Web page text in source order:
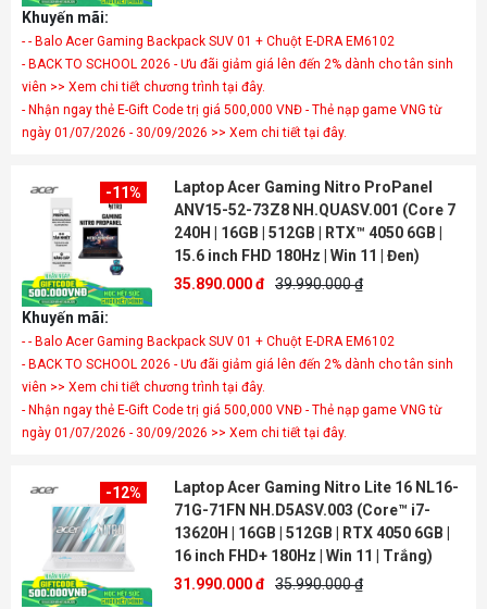
Khuyến mãi:
- - Balo Acer Gaming Backpack SUV 01 + Chuột E-DRA EM6102
- BACK TO SCHOOL 2026 - Ưu đãi giảm giá lên đến 2% dành cho tân sinh
viên >> Xem chi tiết chương trình tại đây.
- Nhận ngay thẻ E-Gift Code trị giá 500,000 VNĐ - Thẻ nạp game VNG từ
ngày 01/07/2026 - 30/09/2026 >> Xem chi tiết tại đây.
-11%
Laptop Acer Gaming Nitro ProPanel
ANV15-52-73Z8 NH.QUASV.001 (Core 7
240H | 16GB | 512GB | RTX™ 4050 6GB |
15.6 inch FHD 180Hz | Win 11 | Đen)
35.890.000 đ 39.990.000 ₫
Khuyến mãi:
- - Balo Acer Gaming Backpack SUV 01 + Chuột E-DRA EM6102
- BACK TO SCHOOL 2026 - Ưu đãi giảm giá lên đến 2% dành cho tân sinh
viên >> Xem chi tiết chương trình tại đây.
- Nhận ngay thẻ E-Gift Code trị giá 500,000 VNĐ - Thẻ nạp game VNG từ
ngày 01/07/2026 - 30/09/2026 >> Xem chi tiết tại đây.
-12%
Laptop Acer Gaming Nitro Lite 16 NL16-
71G-71FN NH.D5ASV.003 (Core™ i7-
13620H | 16GB | 512GB | RTX 4050 6GB |
16 inch FHD+ 180Hz | Win 11 | Trắng)
31.990.000 đ 35.990.000 ₫